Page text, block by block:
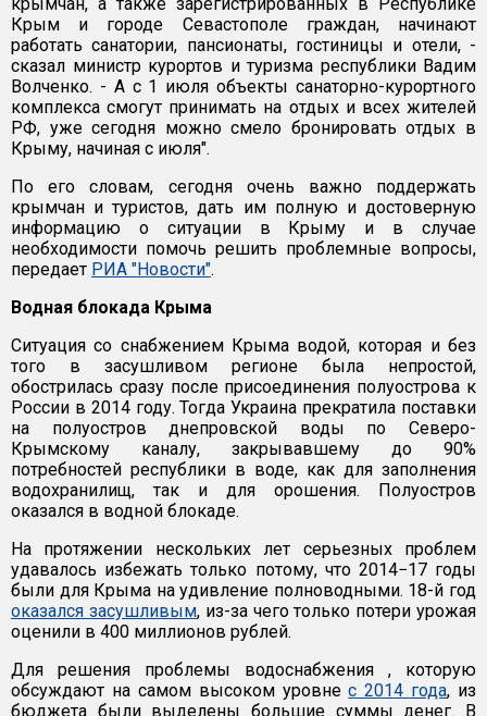
Крым и городе Севастополе граждан, начинают
работать санатории, пансионаты, гостиницы и отели, -
сказал министр курортов и туризма республики Вадим
Волченко. - А с 1 июля объекты санаторно-курортного
комплекса смогут принимать на отдых и всех жителей
РФ, уже сегодня можно смело бронировать отдых в
Крыму, начиная с июля".
По его словам, сегодня очень важно поддержать
крымчан и туристов, дать им полную и достоверную
информацию о ситуации в Крыму и в случае
необходимости помочь решить проблемные вопросы,
передает РИА "Новости".
Водная блокада Крыма
Ситуация со снабжением Крыма водой, которая и без
того в засушливом регионе была непростой,
обострилась сразу после присоединения полуострова к
России в 2014 году. Тогда Украина прекратила поставки
на полуостров днепровской воды по Северо-
Крымскому каналу, закрывавшему до 90%
потребностей республики в воде, как для заполнения
водохранилищ, так и для орошения. Полуостров
оказался в водной блокаде.
На протяжении нескольких лет серьезных проблем
удавалось избежать только потому, что 2014−17 годы
были для Крыма на удивление полноводными. 18-й год
оказался засушливым, из-за чего только потери урожая
оценили в 400 миллионов рублей.
Для решения проблемы водоснабжения , которую
обсуждают на самом высоком уровнес 2014 года, из
бюджета были выделены большие суммы денег. В